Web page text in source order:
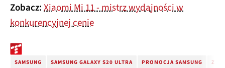
Zobacz:Xiaomi Mi 11 - mistrz wydajności w
konkurencyjnej cenie
SAMSUNG SAMSUNG GALAXY S20 ULTRA PROMOCJA SAMSUNG